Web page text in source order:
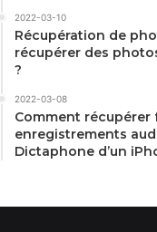
2022-03-10
Récupération de
récupérer des
?
2022-03-08
Comment récupérer
enregistrements
Dictaphone d’un